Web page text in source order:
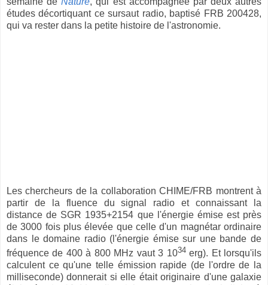
études décortiquant ce sursaut radio, baptisé FRB 200428,
qui va rester dans la petite histoire de l'astronomie.
Les chercheurs de la collaboration CHIME/FRB montrent à
partir de la fluence du signal radio et connaissant la
distance de SGR 1935+2154 que l'énergie émise est près
de 3000 fois plus élevée que celle d'un magnétar ordinaire
dans le domaine radio (l'énergie émise sur une bande de
fréquence de 400 à 800 MHz vaut 3 1034erg). Et lorsqu'ils
calculent ce qu'une telle émission rapide (de l'ordre de la
milliseconde) donnerait si elle était originaire d'une galaxie